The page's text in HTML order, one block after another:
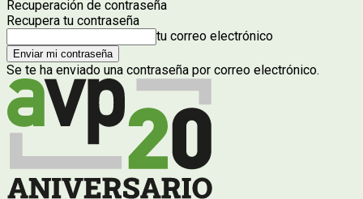
Recuperación de contraseña
Recupera tu contraseña
tu correo electrónico
Se te ha enviado una contraseña por correo electrónico.